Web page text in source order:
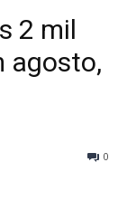
2 mil
agosto,
0